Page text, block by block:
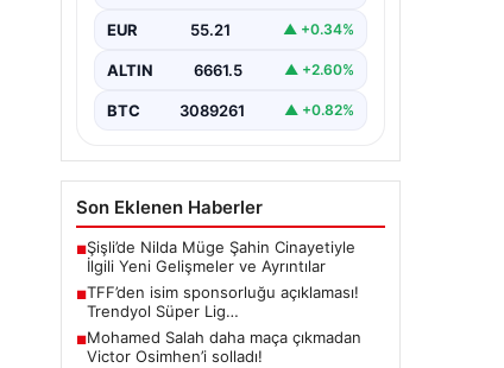
EUR 55.21 ▲ +0.34%
ALTIN 6661.5 ▲ +2.60%
BTC 3089261 ▲ +0.82%
Son Eklenen Haberler
■Şişli’de Nilda Müge Şahin Cinayetiyle
İlgili Yeni Gelişmeler ve Ayrıntılar
■TFF’den isim sponsorluğu açıklaması!
Trendyol Süper Lig…
■Mohamed Salah daha maça çıkmadan
Victor Osimhen’i solladı!